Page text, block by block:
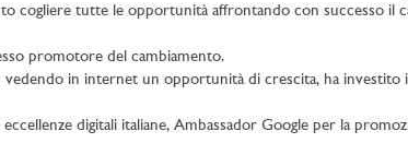
cogliere tutte le opportunità affrontando con successo il
promotore del cambiamento.
vedendo in internet un opportunità di crescita, ha investito
digitali italiane, Ambassador Google per la